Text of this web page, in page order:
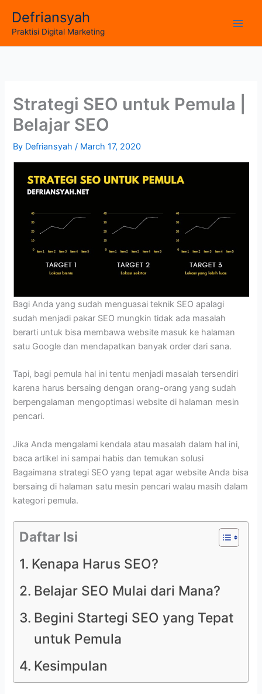
content
Defriansyah
Praktisi Digital Marketing
Strategi SEO untuk Pemula |
Belajar SEO
By Defriansyah/ March 17, 2020
Bagi Anda yang sudah menguasai teknik SEO apalagi
sudah menjadi pakar SEO mungkin tidak ada masalah
berarti untuk bisa membawa website masuk ke halaman
satu Google dan mendapatkan banyak order dari sana.
Tapi, bagi pemula hal ini tentu menjadi masalah tersendiri
karena harus bersaing dengan orang-orang yang sudah
berpengalaman mengoptimasi website di halaman mesin
pencari.
Jika Anda mengalami kendala atau masalah dalam hal ini,
baca artikel ini sampai habis dan temukan solusi
Bagaimana strategi SEO yang tepat agar website Anda bisa
bersaing di halaman satu mesin pencari walau masih dalam
kategori pemula.
Daftar Isi
Kenapa Harus SEO?
Belajar SEO Mulai dari Mana?
Begini Startegi SEO yang Tepat
untuk Pemula
Kesimpulan